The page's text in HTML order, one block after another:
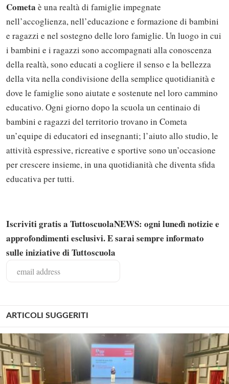
Cometa è una realtà di famiglie impegnate
nell’accoglienza, nell’educazione e formazione di bambini
e ragazzi e nel sostegno delle loro famiglie. Un luogo in cui
i bambini e i ragazzi sono accompagnati alla conoscenza
della realtà, sono educati a cogliere il senso e la bellezza
della vita nella condivisione della semplice quotidianità e
dove le famiglie sono aiutate e sostenute nel loro cammino
educativo. Ogni giorno dopo la scuola un centinaio di
bambini e ragazzi del territorio trovano in Cometa
un’equipe di educatori ed insegnanti; l’aiuto allo studio, le
attività espressive, ricreative e sportive sono un’occasione
per crescere insieme, in una quotidianità che diventa sfida
educativa per tutti.
Iscriviti gratis a TuttoscuolaNEWS: ogni lunedì notizie e
approfondimenti esclusivi. E sarai sempre informato
sulle iniziative di Tuttoscuola
ARTICOLI SUGGERITI